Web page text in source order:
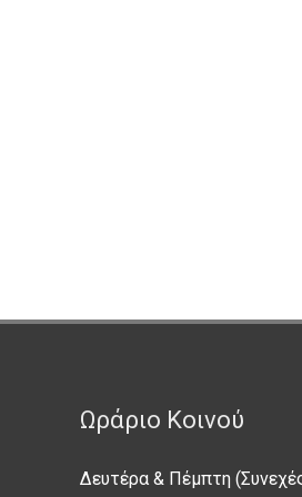
Ωράριο Κοινού
Δευτέρα & Πέμπτη